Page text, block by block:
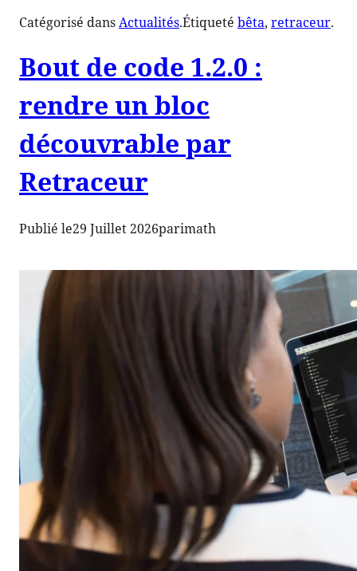
4.0.0-
Catégorisé dansActualités.Étiqueté bêta, retraceur.
Bout de code 1.2.0 :
rendre un bloc
découvrable par
Retraceur
Publié le29 Juillet 2026parimath